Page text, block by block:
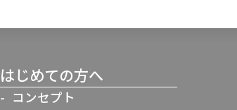
はじめての方へ
コンセプト